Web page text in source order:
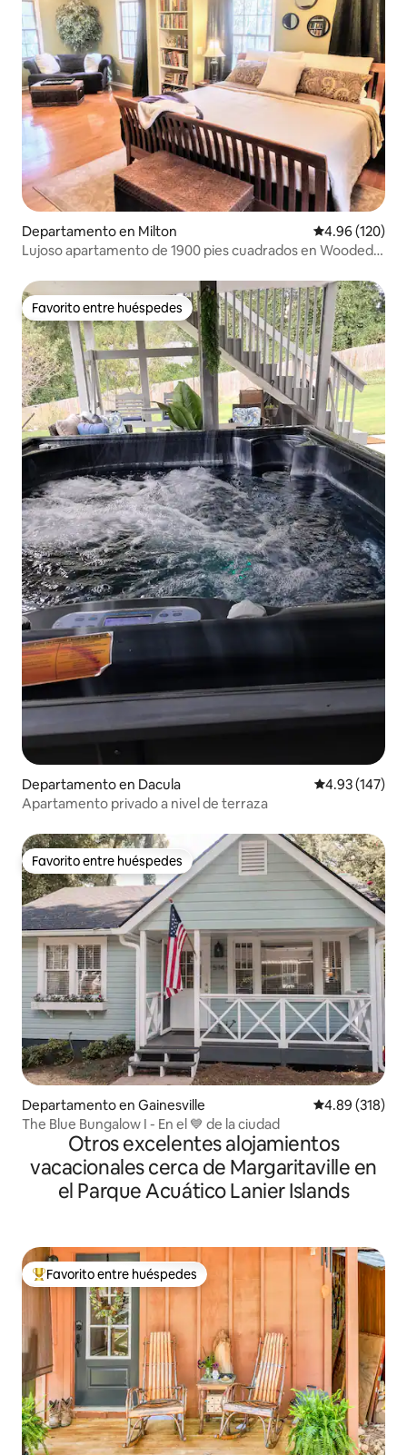
Departamento en Milton Calificación
4.96 (120)
Lujoso apartamento de 1900 pies cuadrados en Wooded
Favorito entre huéspedes
Favorito entre huéspedes
Departamento en Dacula Calificación
4.93 (147)
Apartamento privado a nivel de terraza
Favorito entre huéspedes
Favorito entre huéspedes
Departamento en Gainesville Calificación
4.89 (318)
The Blue Bungalow I - En el 💙 de la ciudad
Otros excelentes alojamientos
vacacionales cerca de Margaritaville en
el Parque Acuático Lanier Islands
De los mejores en Favorito entre huéspedes
Favorito entre huéspedes